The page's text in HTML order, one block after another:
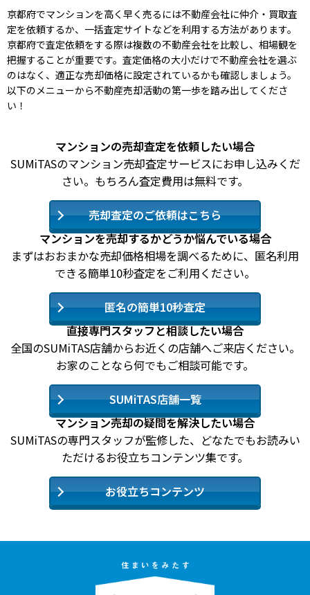
京都府でマンションを高く早く売るには不動産会社に仲介・買取査
定を依頼するか、一括査定サイトなどを利用する方法があります。
京都府で査定依頼をする際は複数の不動産会社を比較し、相場観を
把握することが重要です。査定価格の大小だけで不動産会社を選ぶ
のはなく、適正な売却価格に設定されているかも確認しましょう。
以下のメニューから不動産売却活動の第一歩を踏み出してくださ
い！
マンションの売却査定を依頼したい場合
SUMiTASのマンション売却査定サービスにお申し込みくだ
さい。もちろん査定費用は無料です。
売却査定のご依頼はこちら
マンションを売却するかどうか悩んでいる場合
まずはおおまかな売却価格相場を調べるために、匿名利用
できる簡単10秒査定をご利用ください。
匿名の簡単10秒査定
直接専門スタッフと相談したい場合
全国のSUMiTAS店舗からお近くの店舗へご来店ください。
お家のことなら何でもご相談可能です。
SUMiTAS店舗一覧
マンション売却の疑問を解決したい場合
SUMiTASの専門スタッフが監修した、どなたでもお読みい
ただけるお役立ちコンテンツ集です。
お役立ちコンテンツ